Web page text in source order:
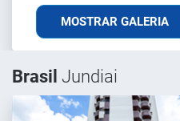
MOSTRAR GALERIA
Brasil Jundiai